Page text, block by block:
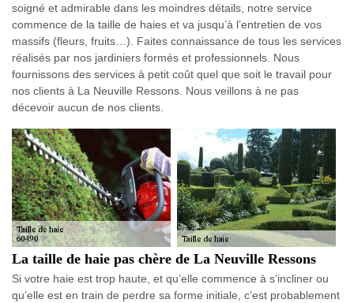
soigné et admirable dans les moindres détails, notre service
commence de la taille de haies et va jusqu’à l’entretien de vos
massifs (fleurs, fruits…). Faites connaissance de tous les services
réalisés par nos jardiniers formés et professionnels. Nous
fournissons des services à petit coût quel que soit le travail pour
nos clients à La Neuville Ressons. Nous veillons à ne pas
décevoir aucun de nos clients.
La taille de haie pas chère de La Neuville Ressons
Si votre haie est trop haute, et qu’elle commence à s’incliner ou
qu’elle est en train de perdre sa forme initiale, c’est probablement